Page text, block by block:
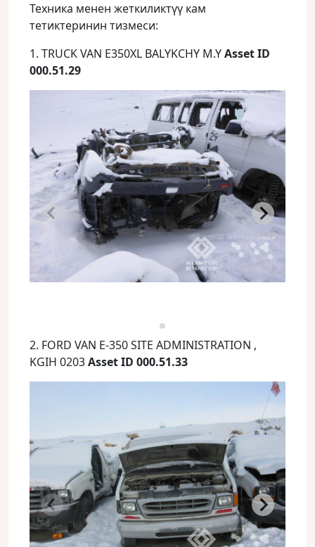
Техника менен жеткиликтүү кам
тетиктеринин тизмеси:
1. TRUCK VAN E350XL BALYKCHY M.YAsset ID
000.51.29
2. FORD VAN E-350 SITE ADMINISTRATION ,
KGIH 0203Asset ID 000.51.33